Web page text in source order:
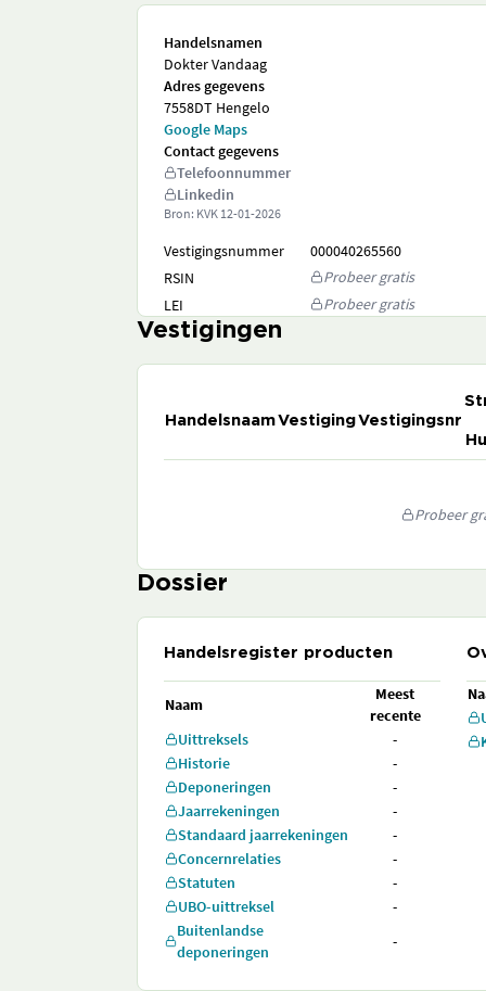
Handelsnamen
Dokter Vandaag
Adres gegevens
7558DT Hengelo
Google Maps
Contact gegevens
Telefoonnummer
Linkedin
Bron: KVK 12-01-2026
Vestigingsnummer
000040265560
RSIN
Probeer gratis
LEI
Probeer gratis
Vestigingen
HandelsnaamVestigingVestigingsnr
Probeer
Dossier
Handelsregister producten
Naam
Meest
recente
Uittreksels
-
Historie
-
Deponeringen
-
Jaarrekeningen
-
Standaard jaarrekeningen
-
Concernrelaties
-
Statuten
-
UBO-uittreksel
-
Buitenlandse
deponeringen
-